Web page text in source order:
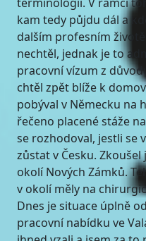
kam tedy půjdu dál a
dalším profesním
nechtěl, jednak je to
pracovní vízum z
chtěl zpět blíže k
pobýval v Německu na
řečeno placené stáže
se rozhodoval, jestli se
zůstat v Česku.
okolí Nových Zámků.
v okolí měly na
Dnes je situace úplně
pracovní nabídku ve